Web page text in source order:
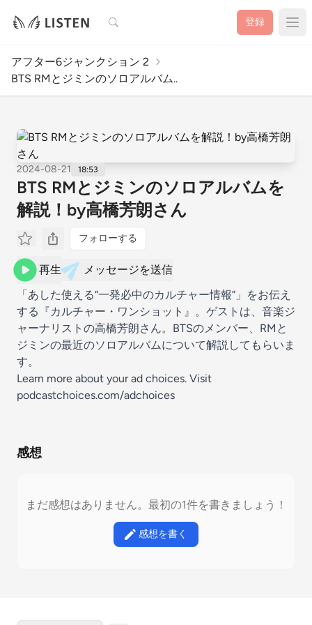
検索 登録
アフター6ジャンクション 2
BTS RMとジミンのソロアルバム..
2024-08-21 18:53
BTS RMとジミンのソロアルバムを
解説！by高橋芳朗さん
フォローする
再生
メッセージを送信
「あした使える“一発必中のカルチャー情報”」をお伝え
する『カルチャー・ワンショット』。ゲストは、音楽ジ
ャーナリストの高橋芳朗さん。BTSのメンバー、RMと
ジミンの最近のソロアルバムについて解説してもらいま
す。
Learn more about your ad choices. Visit
podcastchoices.com/adchoices
感想
まだ感想はありません。最初の1件を書きましょう！
感想を書く